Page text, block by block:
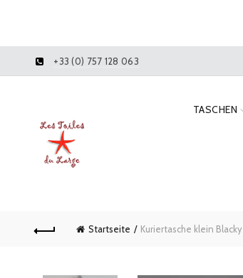
+33 (0) 757 128 063
TASCHEN
Startseite Kuriertasche klein Blacky